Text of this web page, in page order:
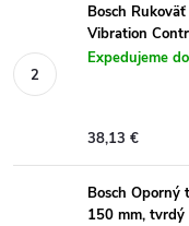
Bosch
Vibration
Expedujeme
38,13 €
Bosch Oporný
150 mm, tvrdý